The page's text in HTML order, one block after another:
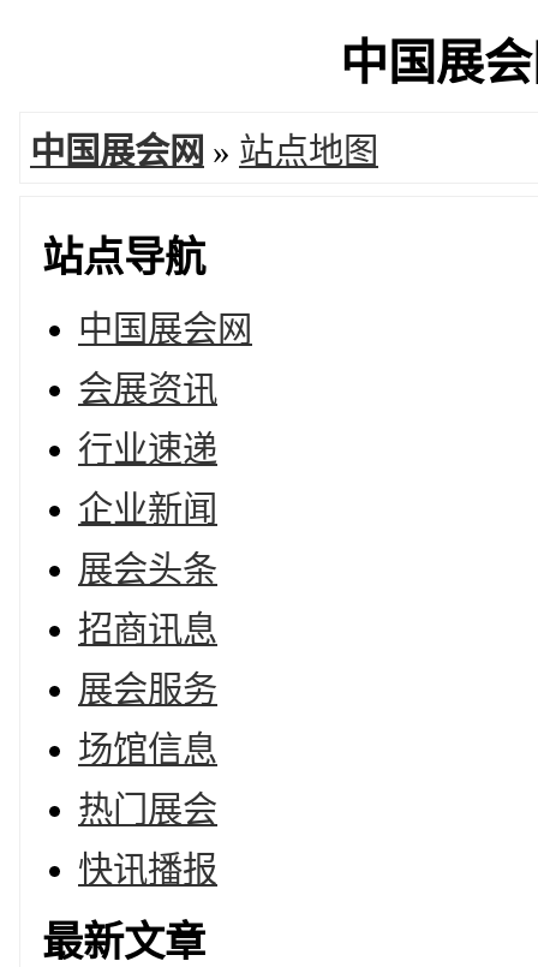
中国展
中国展会网 » 站点地图
站点导航
中国展会网
会展资讯
行业速递
企业新闻
展会头条
招商讯息
展会服务
场馆信息
热门展会
快讯播报
最新文章